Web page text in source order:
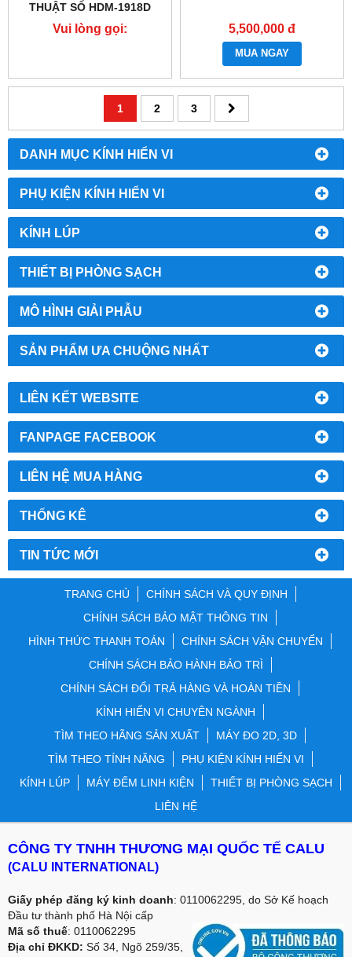
DANH MỤC KÍNH HIỂN VI
PHỤ KIỆN KÍNH HIỂN VI
KÍNH LÚP
THIẾT BỊ PHÒNG SẠCH
MÔ HÌNH GIẢI PHẪU
SẢN PHẨM ƯA CHUỘNG NHẤT
LIÊN KẾT WEBSITE
FANPAGE FACEBOOK
LIÊN HỆ MUA HÀNG
THỐNG KÊ
TIN TỨC MỚI
THUẬT SỐ HDM-1918D
Vui lòng gọi:
5,500,000 đ
MUA NGAY
1 2 3
TRANG CHỦ
CHÍNH SÁCH VÀ QUY ĐỊNH
CHÍNH SÁCH BẢO MẬT THÔNG TIN
HÌNH THỨC THANH TOÁN
CHÍNH SÁCH VẬN CHUYỂN
CHÍNH SÁCH BẢO HÀNH BẢO TRÌ
CHÍNH SÁCH ĐỔI TRẢ HÀNG VÀ HOÀN TIỀN
KÍNH HIỂN VI CHUYÊN NGÀNH
TÌM THEO HÃNG SẢN XUẤT
MÁY ĐO 2D, 3D
TÌM THEO TÍNH NĂNG
PHỤ KIỆN KÍNH HIỂN VI
KÍNH LÚP
MÁY ĐẾM LINH KIỆN
THIẾT BỊ PHÒNG SẠCH
LIÊN HỆ
CÔNG TY TNHH THƯƠNG MẠI QUỐC TẾ CALU
(CALU INTERNATIONAL)
Giấy phép đăng ký kinh doanh: 0110062295, do Sở Kế hoạch
Đầu tư thành phố Hà Nội cấp
Mã số thuế: 0110062295
Địa chỉ ĐKKD: Số 34, Ngõ 259/35,